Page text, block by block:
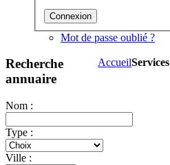
Mot de passe oublié ?
AccueilServices
Recherche
annuaire
Nom :
Type :
Ville :